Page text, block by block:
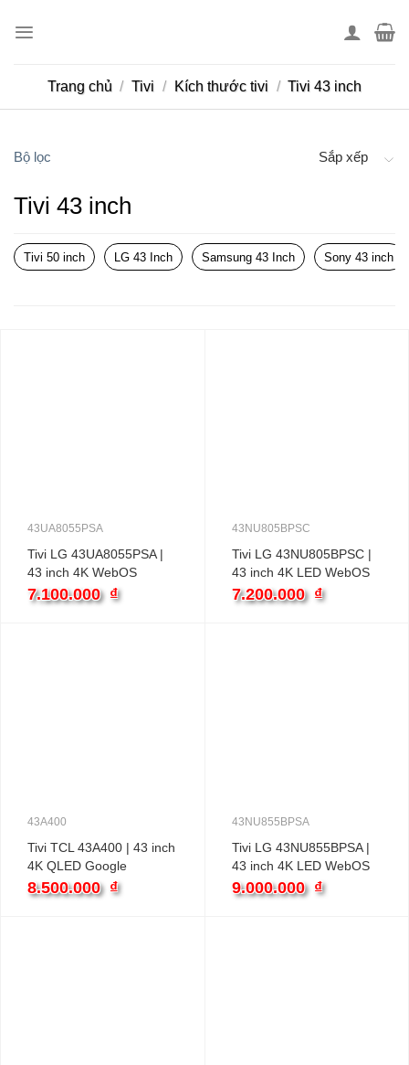
Trang chủ / Tivi / Kích thước tivi / Tivi 43 inch
Bộ lọc Sắp xếp
Tivi 43 inch
Tivi 50 inch LG 43 Inch Samsung 43 Inch Sony 43 inch
43UA8055PSA
Tivi LG 43UA8055PSA |
43 inch 4K WebOS
7.100.000 ₫
43NU805BPSC
Tivi LG 43NU805BPSC |
43 inch 4K LED WebOS
7.200.000 ₫
43A400
Tivi TCL 43A400 | 43 inch
4K QLED Google
8.500.000 ₫
43NU855BPSA
Tivi LG 43NU855BPSA |
43 inch 4K LED WebOS
9.000.000 ₫